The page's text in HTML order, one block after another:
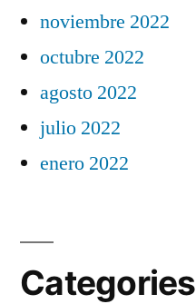
noviembre 2022
octubre 2022
agosto 2022
julio 2022
enero 2022
Categories